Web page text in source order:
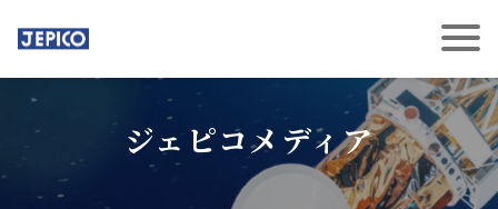
ジェピコメディア